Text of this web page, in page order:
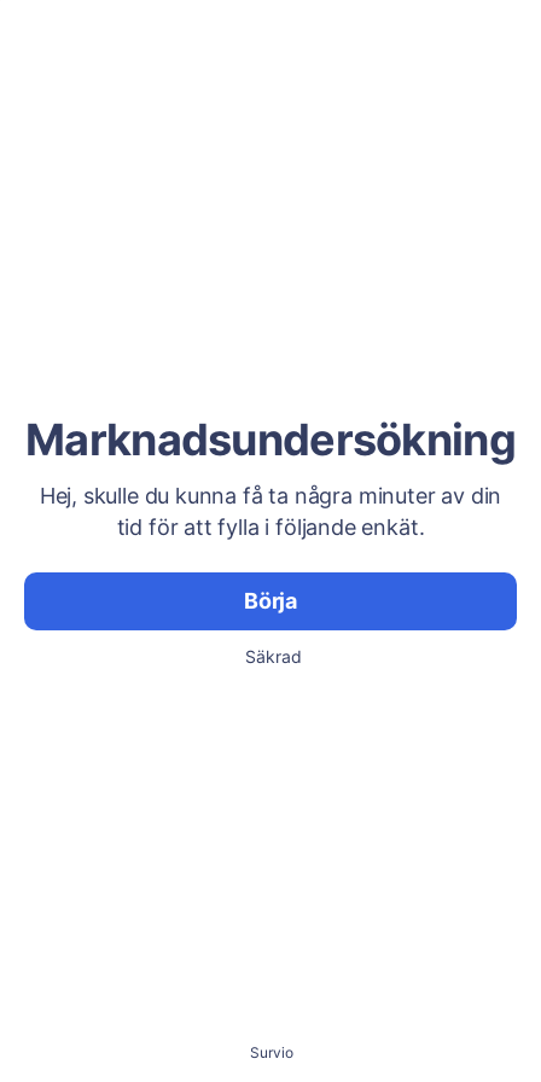
Marknadsundersökning
Hej, skulle du kunna få ta några minuter av din
tid för att fylla i följande enkät.
Börja
Säkrad
Survio